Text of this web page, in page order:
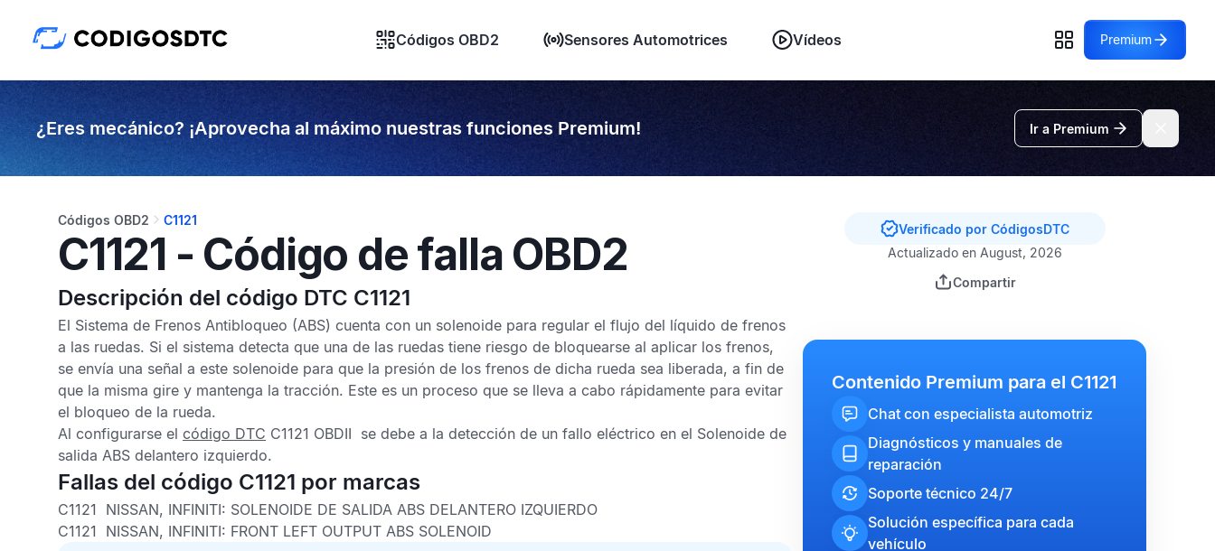
Códigos OBD2 Sensores Automotrices Vídeos Premium
¿Eres mecánico? ¡Aprovecha al máximo nuestras funciones Premium! Ir a Premium
Códigos OBD2 C1121
C1121 - Código de falla OBD2
Descripción del código DTC C1121
El Sistema de Frenos Antibloqueo (ABS) cuenta con un solenoide para regular el flujo del líquido de frenos
a las ruedas. Si el sistema detecta que una de las ruedas tiene riesgo de bloquearse al aplicar los frenos,
se envía una señal a este solenoide para que la presión de los frenos de dicha rueda sea liberada, a fin de
que la misma gire y mantenga la tracción. Este es un proceso que se lleva a cabo rápidamente para evitar
el bloqueo de la rueda.
Al configurarse el código DTC C1121 OBDII se debe a la detección de un fallo eléctrico en el Solenoide de
salida ABS delantero izquierdo.
Fallas del código C1121 por marcas
C1121 NISSAN, INFINITI: SOLENOIDE DE SALIDA ABS DELANTERO IZQUIERDO
C1121 NISSAN, INFINITI: FRONT LEFT OUTPUT ABS SOLENOID
Verificado por CódigosDTC
Actualizado en August, 2026
Compartir
Contenido Premium para el C1121
Chat con especialista automotriz
Diagnósticos y manuales de
reparación
Soporte técnico 24/7
Solución específica para cada
vehículo